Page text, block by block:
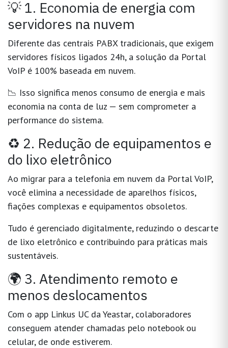
💡 1. Economia de energia com
servidores na nuvem
Diferente das centrais PABX tradicionais, que exigem
servidores físicos ligados 24h, a solução da Portal
VoIP é 100% baseada em nuvem.
📉 Isso significa menos consumo de energia e mais
economia na conta de luz — sem comprometer a
performance do sistema.
♻️ 2. Redução de equipamentos e
do lixo eletrônico
Ao migrar para a telefonia em nuvem da Portal VoIP,
você elimina a necessidade de aparelhos físicos,
fiações complexas e equipamentos obsoletos.
Tudo é gerenciado digitalmente, reduzindo o descarte
de lixo eletrônico e contribuindo para práticas mais
sustentáveis.
🌍 3. Atendimento remoto e
menos deslocamentos
Com o app Linkus UC da Yeastar, colaboradores
conseguem atender chamadas pelo notebook ou
celular, de onde estiverem.